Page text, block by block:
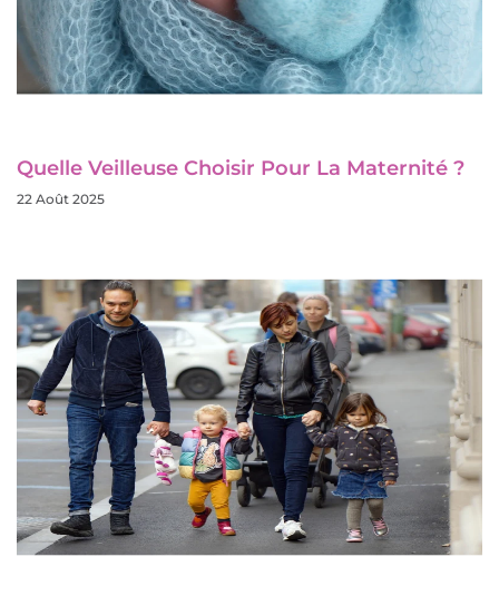
Quelle Veilleuse Choisir Pour La Maternité ?
22 Août 2025